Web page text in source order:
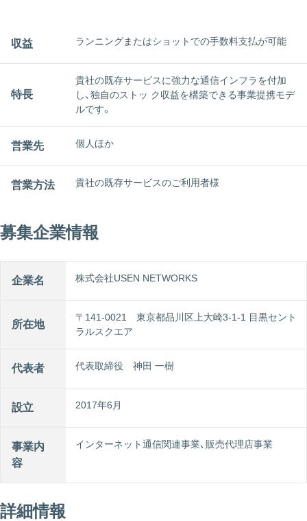
収益 ランニングまたはショットでの⼿数料⽀払が可能
特長
貴社の既存サービスに強⼒な通信インフラを付加
し、独⾃のストッ ク収益を構築できる事業提携モデ
ルです。
営業先 個人ほか
営業方法 貴社の既存サービスのご利⽤者様
募集企業情報
企業名 株式会社USEN NETWORKS
所在地
〒141-0021 東京都品川区上大崎3-1-1 目黒セント
ラルスクエア
代表者 代表取締役 神田 一樹
設立 2017年6月
事業内
容
インターネット通信関連事業、販売代理店事業
詳細情報